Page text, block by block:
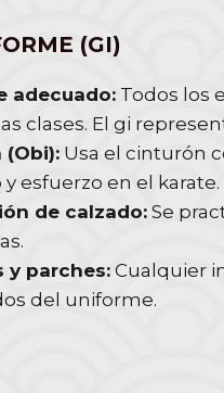
(GI)
adecuado:Todos los
clases. El gi
(Obi):Usa el cinturón
esfuerzo en el karate.
de calzado:Se
y parches:Cualquier
del uniforme.